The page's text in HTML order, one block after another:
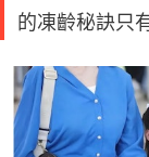
的凍齡秘訣只